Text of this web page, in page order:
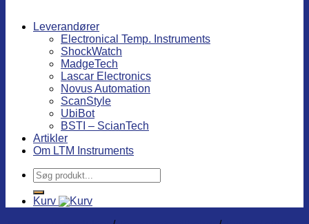
Leverandører
Electronical Temp. Instruments
ShockWatch
MadgeTech
Lascar Electronics
Novus Automation
ScanStyle
UbiBot
BSTI – ScianTech
Artikler
Om LTM Instruments
Søg
efter:
Kurv